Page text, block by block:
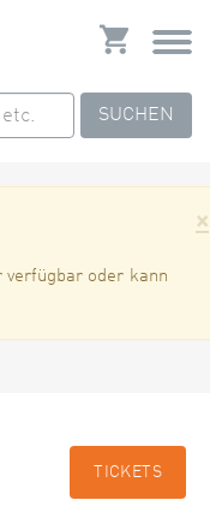
SUCHEN
×
verfügbar oder kann
TICKETS